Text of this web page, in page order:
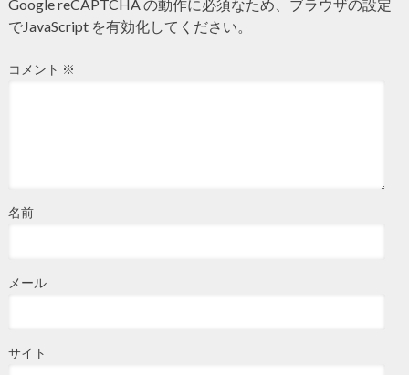
Google reCAPTCHA の動作に必須なため、ブラウザの設定
でJavaScript を有効化してください。
コメント ※
名前
メール
サイト